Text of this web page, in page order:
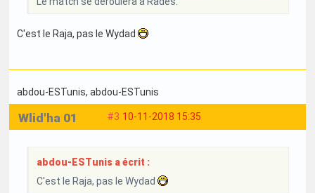
C'est le Raja, pas le Wydad
abdou-ESTunis, abdou-ESTunis
#3 10-11-2018 15:35
Wlid'ha 01
abdou-ESTunis a écrit :
C'est le Raja, pas le Wydad